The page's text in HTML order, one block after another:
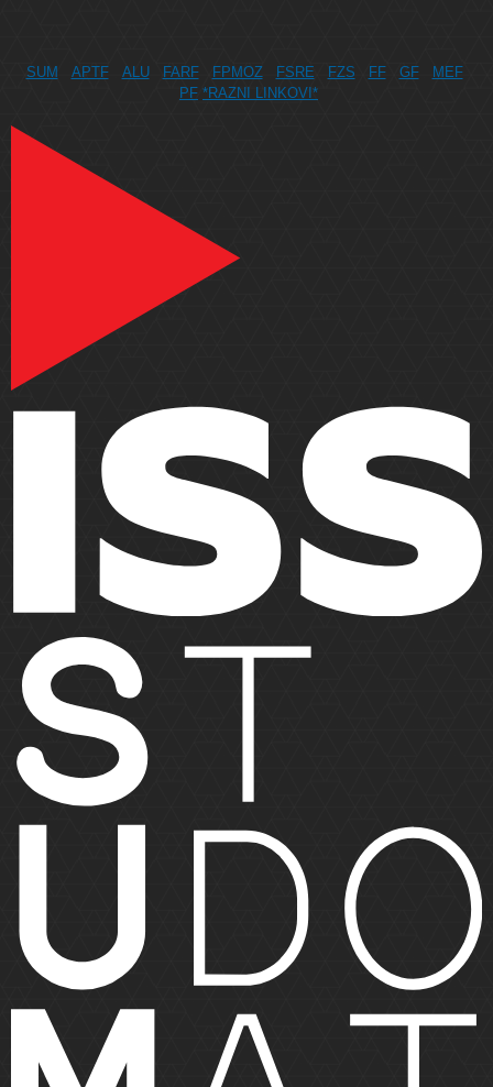
SUM APTF ALU FARF FPMOZ FSRE FZS FF GF
MEF
PF *RAZNI LINKOVI*